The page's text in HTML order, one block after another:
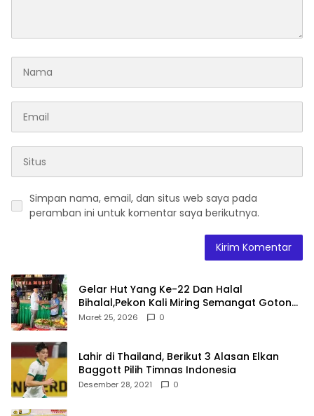
Simpan nama, email, dan situs web saya pada
peramban ini untuk komentar saya berikutnya.
Gelar Hut Yang Ke-22 Dan Halal
Bihalal,Pekon Kali Miring Semangat Gotong
Royong
Maret 25, 2026 0
Lahir di Thailand, Berikut 3 Alasan Elkan
Baggott Pilih Timnas Indonesia
Desember 28, 2021 0